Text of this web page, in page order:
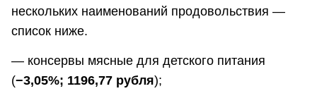
нескольких наименований продовольствия —
список ниже.
— консервы мясные для детского питания
(−3,05%; 1196,77 рубля);